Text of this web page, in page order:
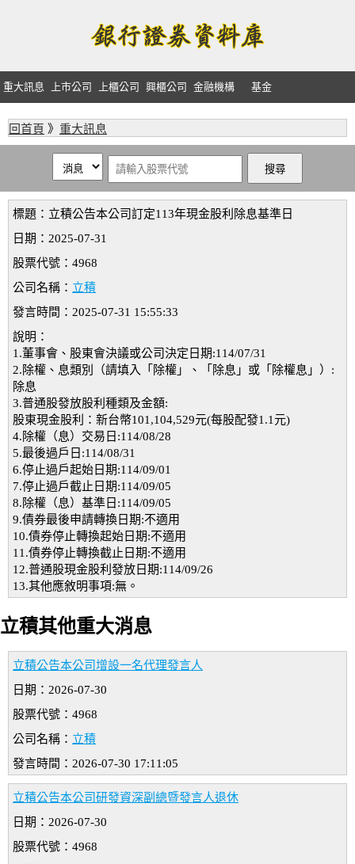
重大訊息 上市公司 上櫃公司 興櫃公司 金融機構 基金
回首頁 》 重大訊息
標題：立積公告本公司訂定113年現金股利除息基準日
日期：2025-07-31
股票代號：4968
公司名稱： 立積
發言時間：2025-07-31 15:55:33
說明：
1.董事會、股東會決議或公司決定日期:114/07/31
2.除權、息類別（請填入「除權」、「除息」或「除權息」）:
除息
3.普通股發放股利種類及金額:
股東現金股利：新台幣101,104,529元(每股配發1.1元)
4.除權（息）交易日:114/08/28
5.最後過戶日:114/08/31
6.停止過戶起始日期:114/09/01
7.停止過戶截止日期:114/09/05
8.除權（息）基準日:114/09/05
9.債券最後申請轉換日期:不適用
10.債券停止轉換起始日期:不適用
11.債券停止轉換截止日期:不適用
12.普通股現金股利發放日期:114/09/26
13.其他應敘明事項:無。
立積其他重大消息
立積公告本公司增設一名代理發言人
日期：2026-07-30
股票代號：4968
公司名稱： 立積
發言時間：2026-07-30 17:11:05
立積公告本公司研發資深副總暨發言人退休
日期：2026-07-30
股票代號：4968